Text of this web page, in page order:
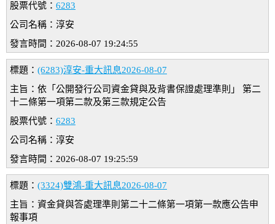
股票代號： 6283
公司名稱：淳安
發言時間：2026-08-07 19:24:55
標題： (6283)淳安-重大訊息2026-08-07
主旨：依「公開發行公司資金貸與及背書保證處理準則」 第二
十二條第一項第二款及第三款規定公告
股票代號： 6283
公司名稱：淳安
發言時間：2026-08-07 19:25:59
標題： (3324)雙鴻-重大訊息2026-08-07
主旨：資金貸與答處理準則第二十二條第一項第一款應公告申
報事項